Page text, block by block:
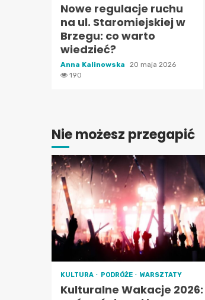
Nowe regulacje ruchu
na ul. Staromiejskiej w
Brzegu: co warto
wiedzieć?
Anna Kalinowska
20 maja 2026
190
Nie możesz przegapić
KULTURA PODRÓŻE WARSZTATY
Kulturalne Wakacje 2026: